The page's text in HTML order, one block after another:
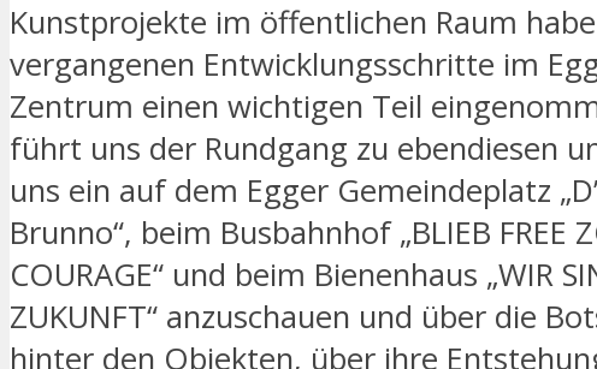
Kunstprojekte im öffentlichen Raum
vergangenen Entwicklungsschritte im
Zentrum einen wichtigen Teil
führt uns der Rundgang zu ebendiesen
uns ein auf dem Egger Gemeindeplatz
Brunno“, beim Busbahnhof „BLIEB FREE
COURAGE“ und beim Bienenhaus „WIR
ZUKUNFT“ anzuschauen und über die
hinter den Objekten, über ihre